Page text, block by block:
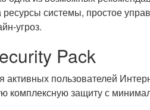
системы, простое
угроз.
Pack
пользователей
комплексную защиту с